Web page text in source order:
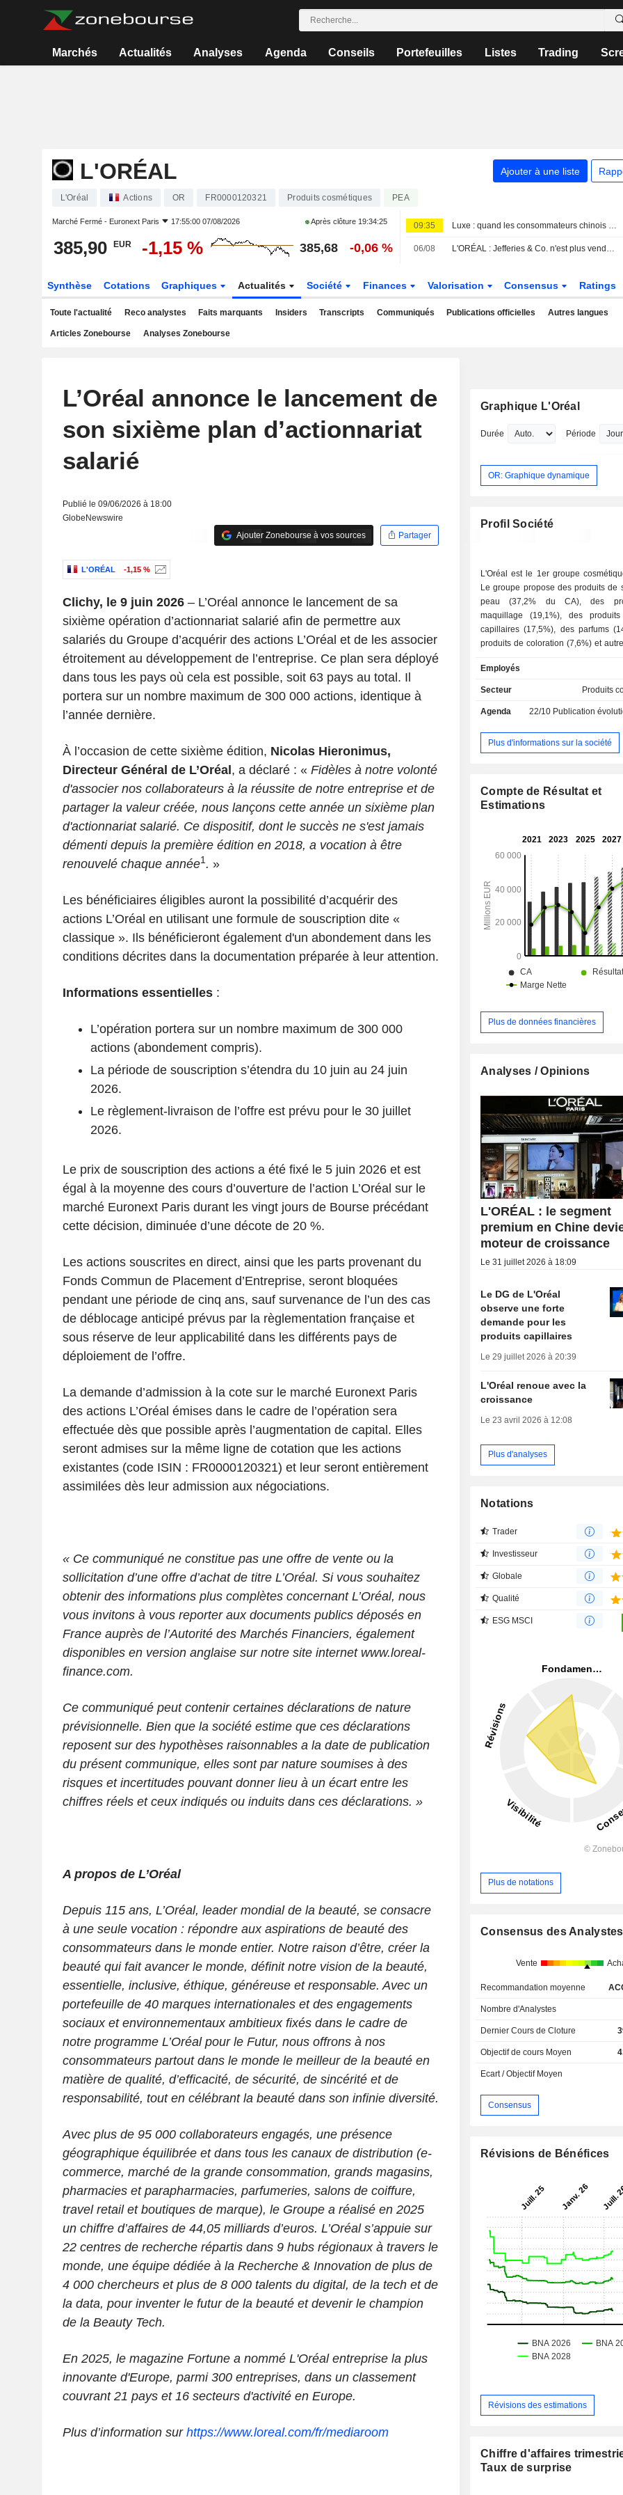
Marchés Actualités Analyses Agenda Conseils Portefeuilles Listes Trading
L'ORÉAL Ajouter à une liste
L'Oréal Actions OR FR0000120321 Produits cosmétiques PEA
Marché Fermé - Euronext Paris 17:55:00 07/08/2026 Après clôture 19:34:25
385,90 EUR -1,15 % 385,68 -0,06 %
09:35 Luxe : quand les consommateurs chinois préfèrent une crème plutôt qu'un sac
06/08 L'ORÉAL : Jefferies & Co. n'est plus vendeur
Synthèse Cotations Graphiques Actualités Société Finances Valorisation Consensus Ratings
Toute l'actualité Reco analystes Faits marquants Insiders Transcripts Communiqués Publications officielles Autres langues
Articles Zonebourse Analyses Zonebourse
L’Oréal annonce le lancement de
son sixième plan d’actionnariat
salarié
Publié le 09/06/2026 à 18:00
GlobeNewswire
Ajouter Zonebourse à vos sources
Partager
L'ORÉAL -1,15 %
Clichy, le 9 juin 2026 – L’Oréal annonce le lancement de sa
sixième opération d’actionnariat salarié afin de permettre aux
salariés du Groupe d’acquérir des actions L’Oréal et de les associer
étroitement au développement de l’entreprise. Ce plan sera déployé
dans tous les pays où cela est possible, soit 63 pays au total. Il
portera sur un nombre maximum de 300 000 actions, identique à
l’année dernière.
À l’occasion de cette sixième édition, Nicolas Hieronimus,
Directeur Général de L’Oréal , a déclaré : « Fidèles à notre volonté
d'associer nos collaborateurs à la réussite de notre entreprise et de
partager la valeur créée, nous lançons cette année un sixième plan
d'actionnariat salarié. Ce dispositif, dont le succès ne s'est jamais
démenti depuis la première édition en 2018, a vocation à être
renouvelé chaque année1. »
Les bénéficiaires éligibles auront la possibilité d’acquérir des
actions L’Oréal en utilisant une formule de souscription dite «
classique ». Ils bénéficieront également d'un abondement dans les
conditions décrites dans la documentation préparée à leur attention.
Informations essentielles:
L’opération portera sur un nombre maximum de 300 000
actions (abondement compris).
La période de souscription s’étendra du 10 juin au 24 juin
2026.
Le règlement-livraison de l’offre est prévu pour le 30 juillet
2026.
Le prix de souscription des actions a été fixé le 5 juin 2026 et est
égal à la moyenne des cours d’ouverture de l’action L’Oréal sur le
marché Euronext Paris durant les vingt jours de Bourse précédant
cette décision, diminuée d’une décote de 20 %.
Les actions souscrites en direct, ainsi que les parts provenant du
Fonds Commun de Placement d’Entreprise, seront bloquées
pendant une période de cinq ans, sauf survenance de l’un des cas
de déblocage anticipé prévus par la règlementation française et
sous réserve de leur applicabilité dans les différents pays de
déploiement de l’offre.
La demande d’admission à la cote sur le marché Euronext Paris
des actions L’Oréal émises dans le cadre de l’opération sera
effectuée dès que possible après l’augmentation de capital. Elles
seront admises sur la même ligne de cotation que les actions
existantes (code ISIN : FR0000120321) et leur seront entièrement
assimilées dès leur admission aux négociations.
« Ce communiqué ne constitue pas une offre de vente ou la
sollicitation d’une offre d’achat de titre L’Oréal. Si vous souhaitez
obtenir des informations plus complètes concernant L’Oréal, nous
vous invitons à vous reporter aux documents publics déposés en
France auprès de l’Autorité des Marchés Financiers, également
disponibles en version anglaise sur notre site internet www.loreal-
finance.com.
Ce communiqué peut contenir certaines déclarations de nature
prévisionnelle. Bien que la société estime que ces déclarations
reposent sur des hypothèses raisonnables a la date de publication
du présent communique, elles sont par nature soumises à des
risques et incertitudes pouvant donner lieu à un écart entre les
chiffres réels et ceux indiqués ou induits dans ces déclarations. »
A propos de L’Oréal
Depuis 115 ans, L’Oréal, leader mondial de la beauté, se consacre
à une seule vocation : répondre aux aspirations de beauté des
consommateurs dans le monde entier. Notre raison d’être, créer la
beauté qui fait avancer le monde, définit notre vision de la beauté,
essentielle, inclusive, éthique, généreuse et responsable. Avec un
portefeuille de 40 marques internationales et des engagements
sociaux et environnementaux ambitieux fixés dans le cadre de
notre programme L’Oréal pour le Futur, nous offrons à nos
consommateurs partout dans le monde le meilleur de la beauté en
matière de qualité, d’efficacité, de sécurité, de sincérité et de
responsabilité, tout en célébrant la beauté dans son infinie diversité.
Avec plus de 95 000 collaborateurs engagés, une présence
géographique équilibrée et dans tous les canaux de distribution (e-
commerce, marché de la grande consommation, grands magasins,
pharmacies et parapharmacies, parfumeries, salons de coiffure,
travel retail et boutiques de marque), le Groupe a réalisé en 2025
un chiffre d’affaires de 44,05 milliards d’euros. L’Oréal s’appuie sur
22 centres de recherche répartis dans 9 hubs régionaux à travers le
monde, une équipe dédiée à la Recherche & Innovation de plus de
4 000 chercheurs et plus de 8 000 talents du digital, de la tech et de
la data, pour inventer le futur de la beauté et devenir le champion
de la Beauty Tech.
En 2025, le magazine Fortune a nommé L'Oréal entreprise la plus
innovante d'Europe, parmi 300 entreprises, dans un classement
couvrant 21 pays et 16 secteurs d'activité en Europe.
Plus d’information sur https://www.loreal.com/fr/mediaroom
Graphique L'Oréal
Durée Période
OR: Graphique dynamique
Profil Société
L'Oréal est le 1er groupe
Le groupe propose des produits de
peau (37,2% du CA), des
maquillage (19,1%), des
capillaires (17,5%), des parfums
produits de coloration (7,6%) et
: - produits cosmétiques grand public (36,5%) :
marques L'Oréal Paris, Garnier,
Essie, Mixa, etc. ; - produits cosmétiques de luxe
Beauty, Yves Saint Laurent Beauté,
Helena Rubinstein, Shu Uemura, IT
A?sop, etc. ; - produits cosmétiques actives
(16,4%) : La Roche-Posay,
produits professionnels (11,7%)
Professionnel, Kérastase,
est assurée au travers de la grande
et de la vente à distance, de la
sélective, des salons de
pharmacies. A fin 2025, L'Oréal dispose de 37
sites de production dans le
répartition géographique du CA est
France (7,3%), Europe (26,5%),
Nord (26,6%), Asie du Nord
Pacifique-Moyen-Orient-Afrique
Employés
Secteur Produits
Agenda 22/10 Publication évolution de
Plus d'informations sur la société
Compte de Résultat et
Estimations
Plus de données financières
Analyses / Opinions
L'ORÉAL : le segment
premium en Chine
moteur de croissance
Le 31 juillet 2026 à 18:09
Le DG de L'Oréal
observe une forte
demande pour les
produits capillaires
Le 29 juillet 2026 à 20:39
L'Oréal renoue avec la
croissance
Le 23 avril 2026 à 12:08
Plus d'analyses
Notations
Trader
Investisseur
Globale
Qualité
ESG MSCI
Plus de notations
Consensus des Analystes
Vente
Recommandation moyenne
Nombre d'Analystes
Dernier Cours de Cloture
Objectif de cours Moyen
Ecart / Objectif Moyen
Consensus
Révisions de Bénéfices
Révisions des estimations
Chiffre d'affaires
Taux de surprise